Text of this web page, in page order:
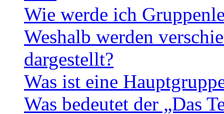
Wie werde ich
Weshalb werden
dargestellt?
Was ist eine
Was bedeutet der „Das